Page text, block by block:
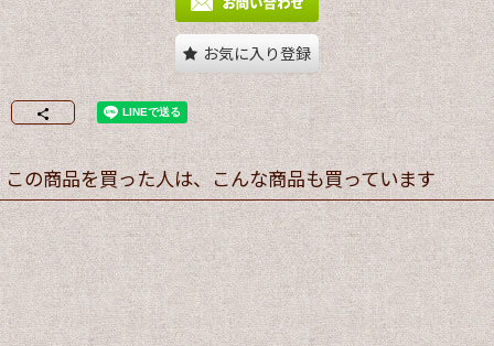
お気に入り登録
この商品を買った人は、こんな商品も買っています